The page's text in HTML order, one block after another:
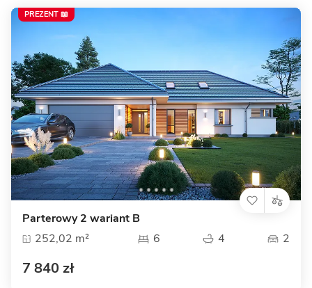
Parterowy 2 wariant B
252,02 m²
6 4 2
7 840 zł
PREZENT 📖